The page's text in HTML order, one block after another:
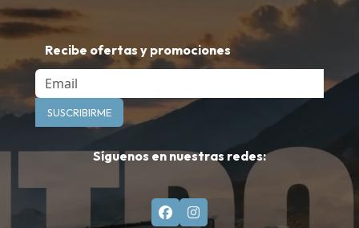
Recibe ofertas y promociones
Email
SUSCRIBIRME
Síguenos en nuestras redes: